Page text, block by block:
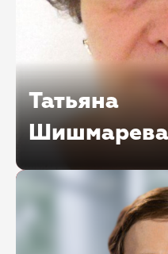
Татьяна
Шишмарева
корпоративного
О.Е. Кутафина